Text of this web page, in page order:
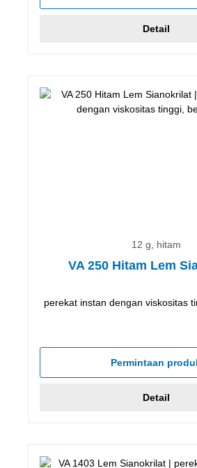
Detail
12 g, hitam
VA 250 Hitam Lem
perekat instan dengan viskositas
Permintaan
Detail